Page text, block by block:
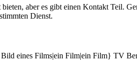
aber es gibt einen Kontakt Teil.
Dienst.
eines Films|ein Film|ein Film} TV